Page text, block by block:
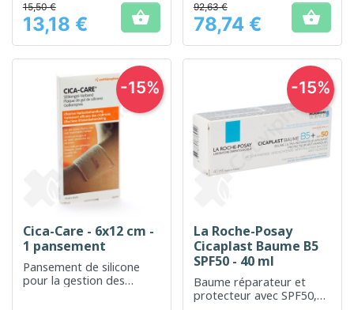
Prix
15,50 €
13,18 €  Prix
92,63 €
78,74 € 
Cica-Care - 6x12 cm -
1 pansement
Pansement de silicone
pour la gestion des
-15%
La Roche-Posay
Cicaplast Baume B5
SPF50 - 40 ml
Baume réparateur et
protecteur avec SPF50,
-15%